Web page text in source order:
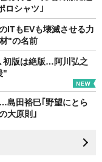
ロシャツ｣
ITもEVも壊滅させる力
"の名前
初版は絶版…阿川弘之
"
島田裕巳｢野望にとら
大原則｣